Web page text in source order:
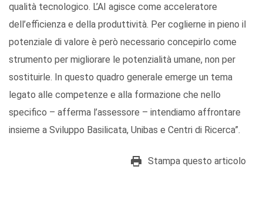
qualità tecnologico. L’AI agisce come acceleratore
dell’efficienza e della produttività. Per coglierne in pieno il
potenziale di valore è però necessario concepirlo come
strumento per migliorare le potenzialità umane, non per
sostituirle. In questo quadro generale emerge un tema
legato alle competenze e alla formazione che nello
specifico – afferma l’assessore – intendiamo affrontare
insieme a Sviluppo Basilicata, Unibas e Centri di Ricerca”.
Stampa questo articolo